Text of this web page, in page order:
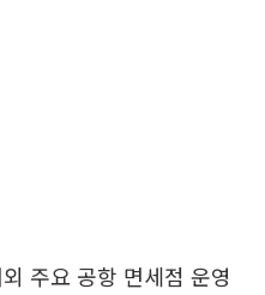
주요 공항 면세점 운영